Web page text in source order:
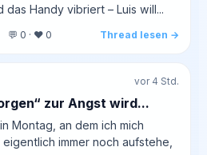
Handy vibriert – Luis will...
💬 0 · ❤️ 0 Thread lesen →
vor 4 Std.
zur Angst wird...
Montag, an dem ich mich
immer noch aufstehe,